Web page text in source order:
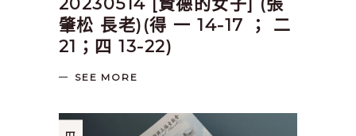
肇松 長老)(得 一 14-17 ； 二
21；四 13-22)
SEE MORE